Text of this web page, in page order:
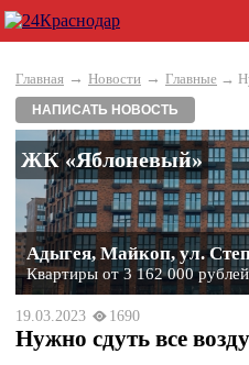
Главная → Новости → Главные →
НАПИСАТЬ НОВОСТЬ
ЖК «Яблоневый»
Адыгея, Майкоп, ул.
Квартиры от 3 162 000 рублей
19.03.2023 1690
Нужно сдуть все